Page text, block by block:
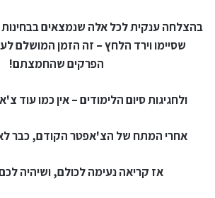
בהצלחה ענקית לכל אלה שנמצאים בבחינות
שסיימו וירד הלחץ – זה הזמן המושלם
הפרקים שהחמצתם!
ולחגיגות סיום הלימודים – אין כמו עוד
אחרי המתח של הצ'אפטר הקודם, כבר לא
אז קריאה נעימה לכולם, ושיהיה